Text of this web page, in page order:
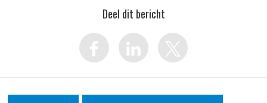
Deel dit bericht